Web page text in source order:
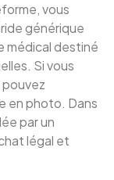
vous
générique
médical destiné
Si vous
pouvez
en photo. Dans
par un
légal et